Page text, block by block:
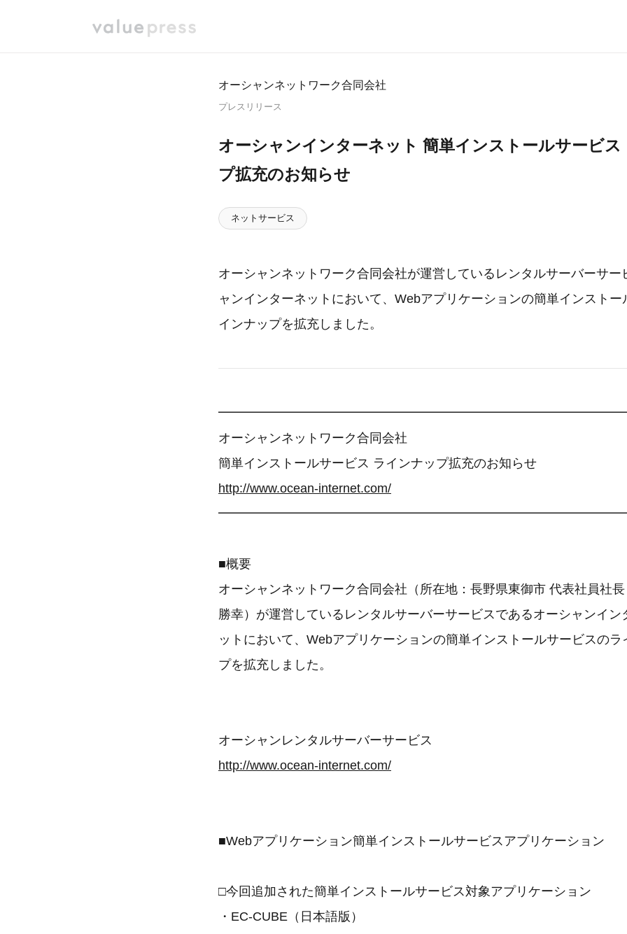
オーシャンネットワーク合同会社
プレスリリース
オーシャンインターネット 簡単インストールサービ
プ拡充のお知らせ
ネットサービス
オーシャンネットワーク合同会社が運営しているレンタルサーバーサー
ャンインターネットにおいて、Webアプリケーションの簡単インストー
インナップを拡充しました。
オーシャンネットワーク合同会社
簡単インストールサービス ラインナップ拡充のお知らせ
http://www.ocean-internet.com/
■概要
オーシャンネットワーク合同会社（所在地：長野県東御市 代表社員社
勝幸）が運営しているレンタルサーバーサービスであるオーシャンイン
ットにおいて、Webアプリケーションの簡単インストールサービスのラ
プを拡充しました。
オーシャンレンタルサーバーサービス
http://www.ocean-internet.com/
■Webアプリケーション簡単インストールサービスアプリケーション
□今回追加された簡単インストールサービス対象アプリケーション
・EC-CUBE（日本語版）